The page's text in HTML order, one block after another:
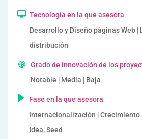
Tecnología en la que asesora
Desarrollo y Diseño páginas Web |
distribución
Grado de innovación de los
Notable | Media | Baja
Fase en la que asesora
Internacionalización | Crecimiento
Idea, Seed